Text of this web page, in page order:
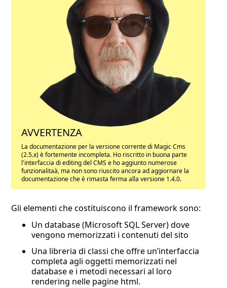
AVVERTENZA
La documentazione per la versione corrente di Magic Cms
(2.5.x) è fortemente incompleta. Ho riscritto in buona parte
l'interfaccia di editing del CMS e ho aggiunto numerose
funzionalitaà, ma non sono riuscito ancora ad aggiornare la
documentazione che è rimasta ferma alla versione 1.4.0.
Gli elementi che costituiscono il framework sono:
Un database (Microsoft SQL Server) dove
vengono memorizzati i contenuti del sito
Una libreria di classi che offre un’interfaccia
completa agli oggetti memorizzati nel
database e i metodi necessari al loro
rendering nelle pagine html.